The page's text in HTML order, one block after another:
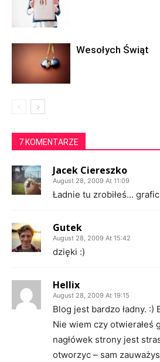
Wesołych Świąt
7 KOMENTARZE
Jacek Ciereszko
August 28, 2009 At 11:09
Ładnie tu zrobiłeś…
Gutek
August 28, 2009 At 15:42
dzięki :)
Hellix
August 28, 2009 At 19:15
Blog jest bardzo ładny.
Nie wiem czy otwierałeś
nagłówek strony jest
otworzyc – sam